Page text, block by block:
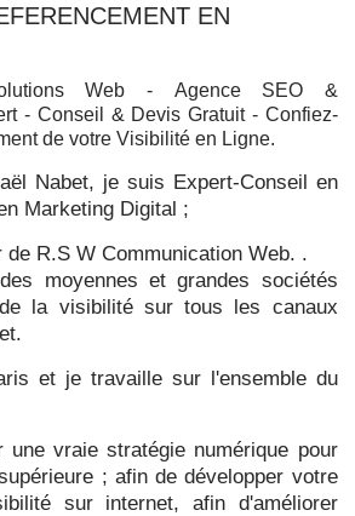
EN
Web - Agence SEO &
- Conseil & Devis Gratuit - Confiez-
de votre Visibilité en Ligne.
Nabet, je suis Expert-Conseil en
Marketing Digital ;
R.S W Communication Web. .
moyennes et grandes sociétés
la visibilité sur tous les canaux
et je travaille sur l'ensemble du
une vraie stratégie numérique pour
; afin de développer votre
sur internet, afin d'améliorer